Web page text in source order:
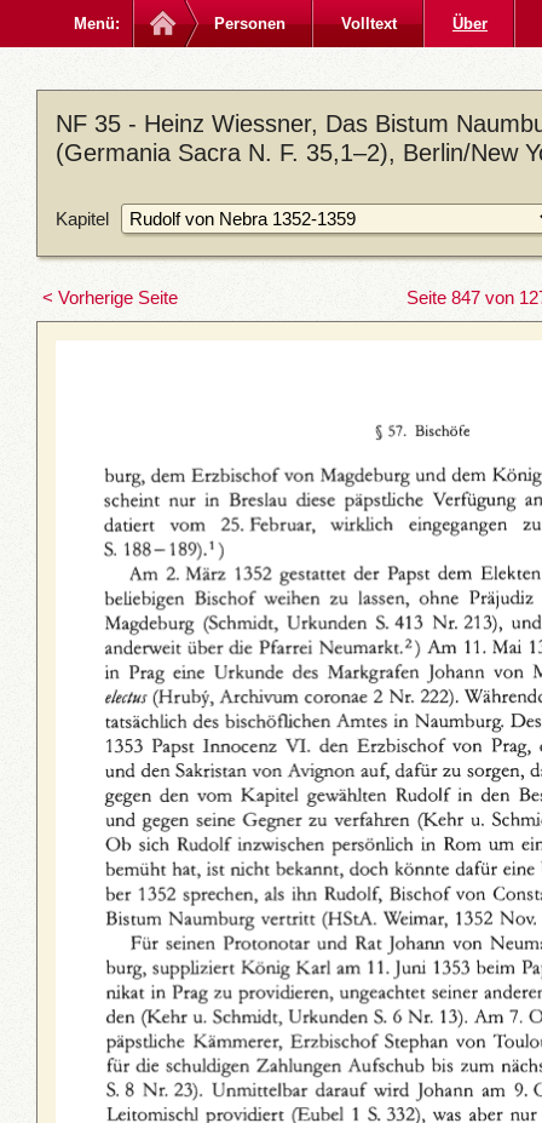
Menü: Personen Volltext Über
NF 35 - Heinz Wiessner, Das Bistum
(Germania Sacra N. F. 35,1–2), Berlin/New
Kapitel
< Vorherige Seite Seite 847 von